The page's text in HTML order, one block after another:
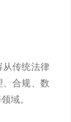
从传统法律
、合规、数
域。